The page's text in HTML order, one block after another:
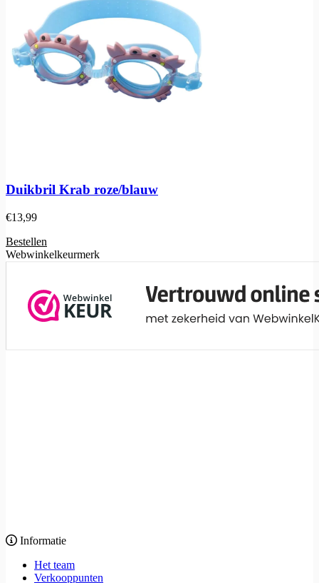
Duikbril Krab roze/blauw
€13,99
Bestellen
Webwinkelkeurmerk
Informatie
Het team
Verkooppunten